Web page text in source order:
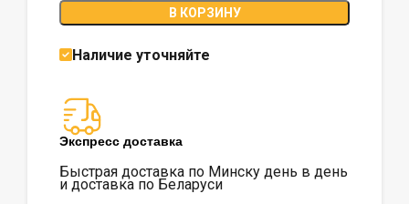
В КОРЗИНУ
Наличие уточняйте
Экспресс доставка
Быстрая доставка по Минску день в день
и доставка по Беларуси